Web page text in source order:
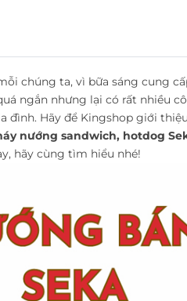
chúng ta, vì bữa sáng cung
ngắn nhưng lại có rất nhiều
đình. Hãy để Kingshop giới
nướng sandwich, hotdog
hãy cùng tìm hiểu nhé!